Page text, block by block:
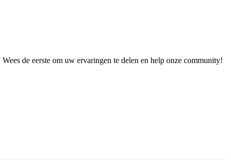
de eerste om uw ervaringen te delen en help onze community!